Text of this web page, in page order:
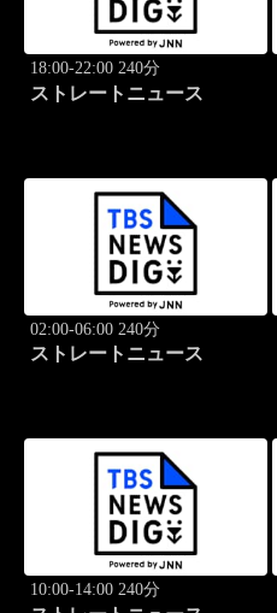
18:00-22:00 240分
ストレートニュース
02:00-06:00 240分
ストレートニュース
10:00-14:00 240分